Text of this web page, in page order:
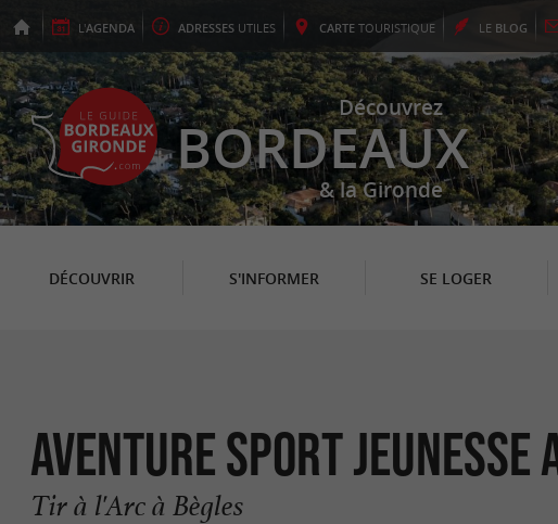
L'AGENDA ADRESSES UTILES CARTE TOURISTIQUE LE BLOG
Découvrez
BORDEAUX
& la Gironde
DÉCOUVRIR S'INFORMER SE LOGER
Aventure Sport Jeunesse
Tir à l'Arc à Bègles